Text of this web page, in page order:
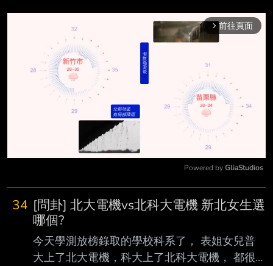
arrow_forward_ios 前往頁面
Powered by GliaStudios
34 [問卦] 北大電機vs北科大電機 新北女生選
哪個?
今天學測放榜錄取的學校科系了， 表姐女兒普
大上了北大電機，科大上了北科大電機， 都很